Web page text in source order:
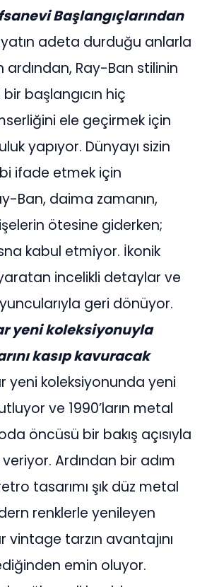
Başlangıçlarından
adeta durduğu anlarla
ardından, Ray-Ban stilinin
başlangıcın hiç
ele geçirmek için
yapıyor. Dünyayı sizin
ifade etmek için
Ban, daima zamanın,
ötesine giderken;
kabul etmiyor. İkonik
incelikli detaylar ve
geri dönüyor.
yeni koleksiyonuyla
kasıp kavuracak
yeni koleksiyonunda yeni
ve 1990’ların metal
öncüsü bir bakış açısıyla
Ardından bir adım
tasarımı şık düz metal
renklerle yenileyen
vintage tarzın avantajını
emin oluyor.